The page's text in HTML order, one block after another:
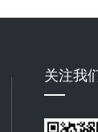
关注我